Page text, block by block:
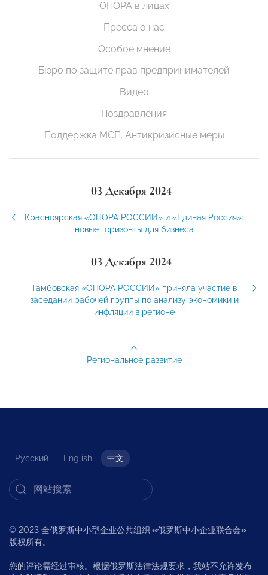
ОПОРА в лицах
Пресса о нас
Особое мнение
Бюро по защите прав предпринимателей
Видео
Поздравления
Поддержка МСП. Антикризисные меры
03 Декабря 2024
Красноярская «ОПОРА РОССИИ» и «Единая Россия»:
новые горизонты для бизнеса
03 Декабря 2024
Тамбовская «ОПОРА РОССИИ» приняла участие в
заседании рабочей группы по анализу экономики и
инфляции в регионе
Региональное развитие
Русский English 中文
© 2023 全俄罗斯中小型企业公共组织 «俄罗斯中小企业联合会»
版权所有。
您的评论需经过审核。根据俄罗斯法律法规要求，我站不允许发布